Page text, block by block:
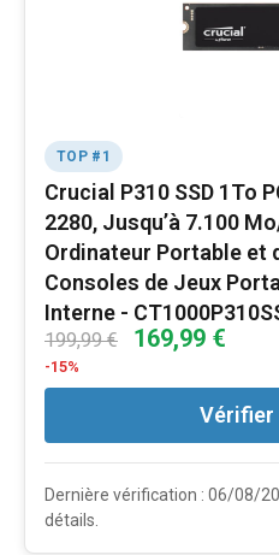
TOP #1
Crucial P310 SSD 1To
2280, Jusqu’à 7.100
Ordinateur Portable et
Consoles de Jeux
Interne -
199,99 € 169,99 €
-15%
Vérifier
Dernière vérification : 06/08/
détails.